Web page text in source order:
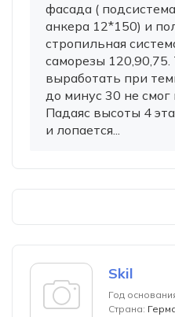
фасада (
анкера 12*150) и
стропильная
саморезы 120,90,75.
выработать при
до минус 30 не
Падаяс высоты 4
и лопается...
Skil
Год
Страна: